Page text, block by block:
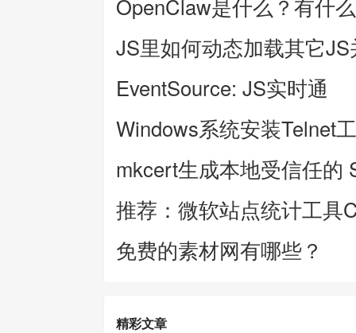
OpenClaw是什么？有什
JS里如何动态加载其它
EventSource: JS实时通
Windows系统安装Telnet工
mkcert生成本地受信任的
推荐：微软站点统计工具
免费的素材网有哪些？
精彩文章